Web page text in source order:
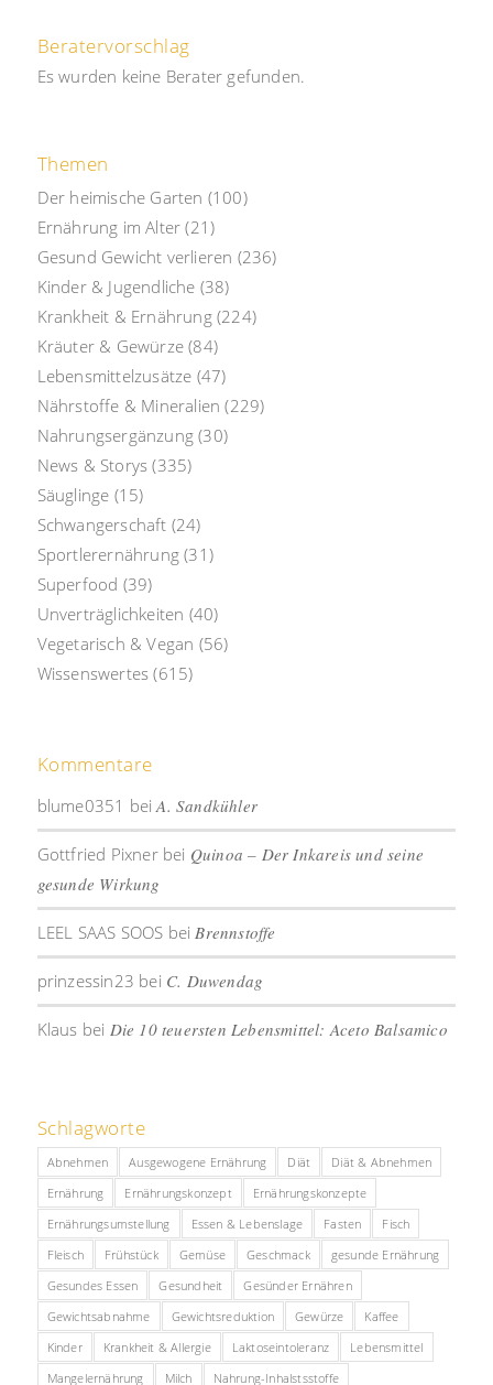
Beratervorschlag
Es wurden keine Berater gefunden.
Themen
Der heimische Garten (100)
Ernährung im Alter (21)
Gesund Gewicht verlieren (236)
Kinder & Jugendliche (38)
Krankheit & Ernährung(224)
Kräuter & Gewürze (84)
Lebensmittelzusätze (47)
Nährstoffe & Mineralien (229)
Nahrungsergänzung (30)
News & Storys (335)
Säuglinge (15)
Schwangerschaft (24)
Sportlerernährung (31)
Superfood (39)
Unverträglichkeiten (40)
Vegetarisch & Vegan (56)
Wissenswertes (615)
Kommentare
blume0351 beiA. Sandkühler
Gottfried Pixnerbei Quinoa – Der Inkareis und seine
gesunde Wirkung
LEEL SAAS SOOS beiBrennstoffe
prinzessin23 bei C. Duwendag
Klaus bei Die 10 teuersten Lebensmittel: Aceto Balsamico
Schlagworte
Abnehmen Ausgewogene Ernährung Diät
Diät & Abnehmen
Ernährung
Ernährungskonzept
Ernährungskonzepte
Ernährungsumstellung
Essen & Lebenslage Fasten
Fisch
Fleisch
Frühstück Gemüse Geschmack
gesunde Ernährung
Gesundes Essen
Gesundheit
Gesünder Ernähren
Gewichtsabnahme
Gewichtsreduktion Gewürze
Kaffee
Kinder
Krankheit & Allergie Laktoseintoleranz
Lebensmittel
Mangelernährung
Milch Nahrung-Inhalstsstoffe